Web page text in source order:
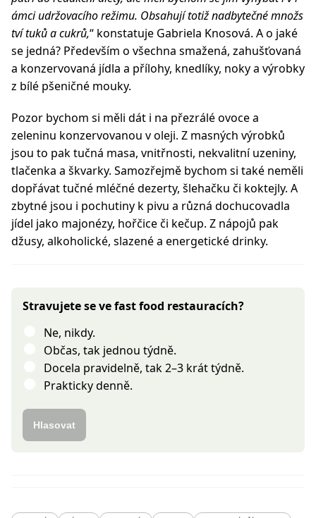
ámci udržovacího režimu. Obsahují totiž nadbytečné množs
tví tuků a cukrů,“ konstatuje Gabriela Knosová. A o jaké
se jedná? Především o všechna smažená, zahušťovaná
a konzervovaná jídla a přílohy, knedlíky, noky a výrobky
z bílé pšeničné mouky.
Pozor bychom si měli dát i na přezrálé ovoce a
zeleninu konzervovanou v oleji. Z masných výrobků
jsou to pak tučná masa, vnitřnosti, nekvalitní uzeniny,
tlačenka a škvarky. Samozřejmě bychom si také neměli
dopřávat tučné mléčné dezerty, šlehačku či koktejly. A
zbytné jsou i pochutiny k pivu a různá dochucovadla
jídel jako majonézy, hořčice či kečup. Z nápojů pak
džusy, alkoholické, slazené a energetické drinky.
Stravujete se ve fast food restauracích?
Ne, nikdy.
Občas, tak jednou týdně.
Docela pravidelně, tak 2–3 krát týdně.
Prakticky denně.
Hlasovat